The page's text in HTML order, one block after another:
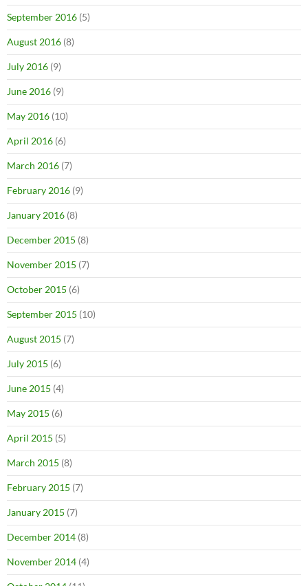
September 2016 (5)
August 2016 (8)
July 2016 (9)
June 2016 (9)
May 2016 (10)
April 2016 (6)
March 2016 (7)
February 2016 (9)
January 2016 (8)
December 2015 (8)
November 2015 (7)
October 2015 (6)
September 2015 (10)
August 2015 (7)
July 2015 (6)
June 2015 (4)
May 2015 (6)
April 2015 (5)
March 2015 (8)
February 2015 (7)
January 2015 (7)
December 2014 (8)
November 2014 (4)